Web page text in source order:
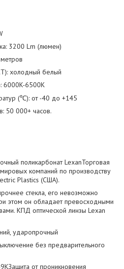
3200 Lm (люмен)
холодный белый
6000K-6500K
(℃): от -40 до +145
50 000+ часов.
поликарбонат LexanТорговая
компаний по производству
Plastics (США).
стекла, его невозможно
этом он обладает превосходными
КПД оптической линзы Lexan
ударопрочный
без предварительного
от проникновения